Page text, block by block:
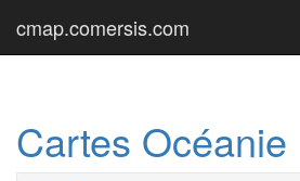
cmap.comersis.com
Cartes Océanie